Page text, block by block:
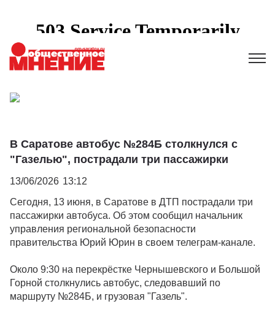
В Саратове автобус №284Б столкнулся с
"Газелью", пострадали три пассажирки
13/06/2026 13:12
Сегодня, 13 июня, в Саратове в ДТП пострадали три
пассажирки автобуса. Об этом сообщил начальник
управления региональной безопасности
правительства Юрий Юрин в своем телеграм-канале.
Около 9:30 на перекрёстке Чернышевского и Большой
Горной столкнулись автобус, следовавший по
маршруту №284Б, и грузовая "Газель".